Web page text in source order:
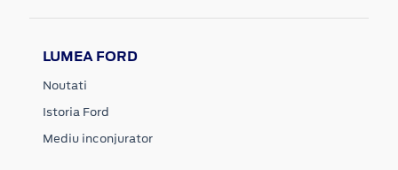
LUMEA FORD
Noutati
Istoria Ford
Mediu inconjurator